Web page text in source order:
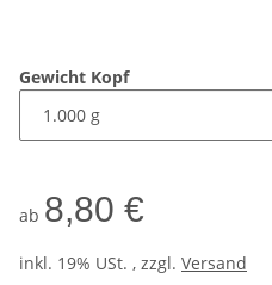
Gewicht Kopf
ab 8,80 €
inkl. 19% USt. , zzgl. Versand